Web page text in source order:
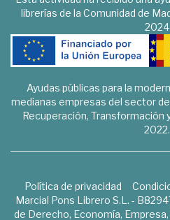
librerías de la Comunidad de
2024
Ayudas públicas para la
medianas empresas del sector
Recuperación, Transformación
2022.
Política de privacidad
Marcial Pons Librero S.L. -
de Derecho, Economía,